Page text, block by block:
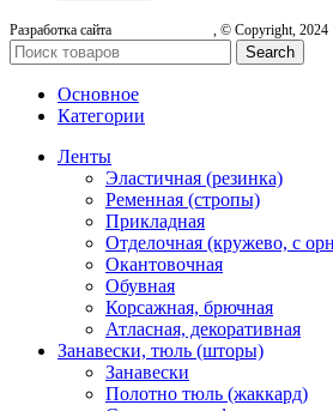
Разработка сайта , © Copyright, 2024
Search
Основное
Категории
Ленты
Эластичная (резинка)
Ременная (стропы)
Прикладная
Отделочная (кружево, с
Окантовочная
Обувная
Корсажная, брючная
Атласная, декоративная
Занавески, тюль (шторы)
Занавески
Полотно тюль (жаккард)